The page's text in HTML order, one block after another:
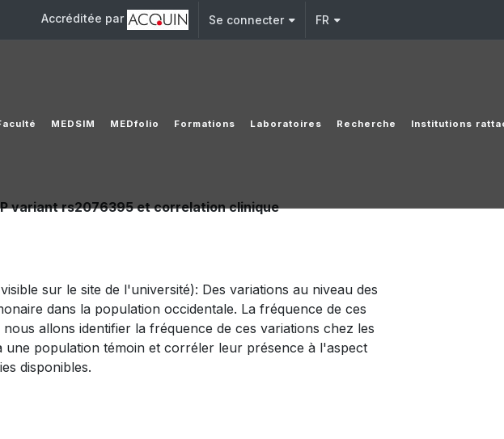
Accréditée par Se connecter FR
MEDSIM MEDfolio Formations Laboratoires Recherche Institutions
variant rs2076395 et correlation clinique
sur le site de l'université): Des variations au niveau des
dans la population occidentale. La fréquence de ces
allons identifier la fréquence de ces variations chez les
une population témoin et corréler leur présence à l'aspect
disponibles.